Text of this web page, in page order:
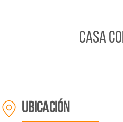
Casa
ubicación